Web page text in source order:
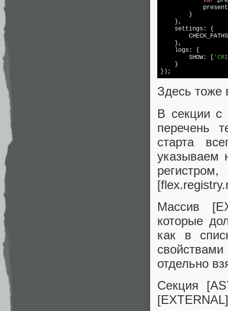
        }
    },
    settings: {
    },
    logs: {
        SHOW: [
    }
Здесь тоже
В секции с
перечень
старта
указываем
Массив
которые
как в
отдельно
Секция